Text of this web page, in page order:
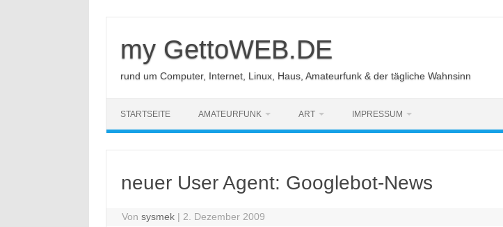
my GettoWEB.DE
rund um Computer, Internet, Linux, Haus, Amateurfunk & der tägliche Wahnsinn
STARTSEITE AMATEURFUNK ART IMPRESSUM
neuer User Agent: Googlebot-News
Vonsysmek | 2. Dezember 2009